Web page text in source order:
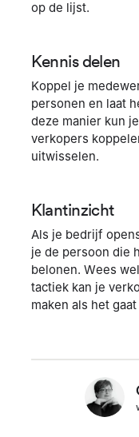
op de lijst.
Kennis delen
Koppel je
personen en laat
deze manier kun
verkopers
uitwisselen.
Klantinzicht
Als je bedrijf
je de persoon die
belonen. Wees
tactiek kan je
maken als het